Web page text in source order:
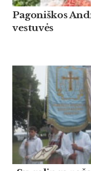
Pagoniškos
vestuvės